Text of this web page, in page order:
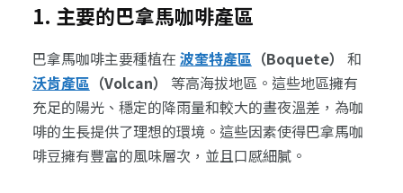
1. 主要的巴拿馬咖啡產區
巴拿馬咖啡主要種植在 波奎特產區 （Boquete）
和
沃肯產區 （Volcan）
等高海拔地區。這些地區擁有
充足的陽光、穩定的降雨量和較大的晝夜溫差，為咖
啡的生長提供了理想的環境。這些因素使得巴拿馬咖
啡豆擁有豐富的風味層次，並且口感細膩。